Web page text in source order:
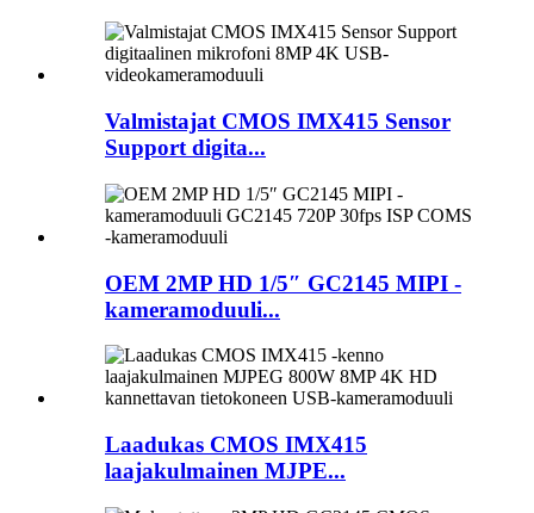
Valmistajat CMOS IMX415 Sensor
Support digita...
OEM 2MP HD 1/5″ GC2145 MIPI -
kameramoduuli...
Laadukas CMOS IMX415
laajakulmainen MJPE...